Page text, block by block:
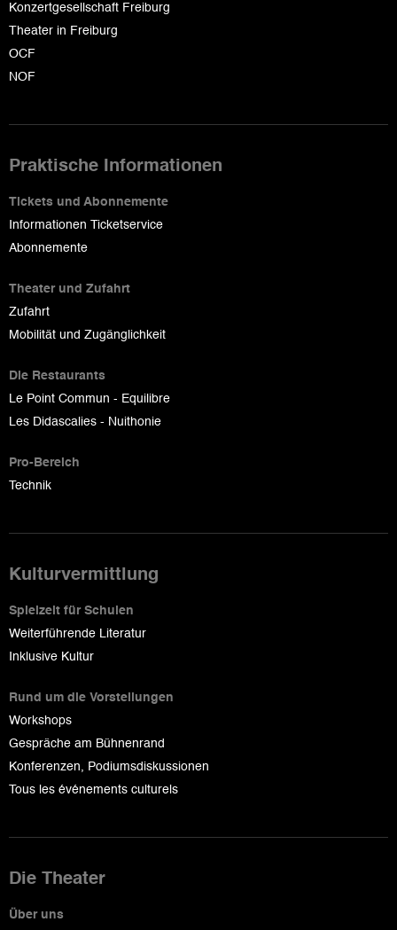
Konzertgesellschaft Freiburg
Theater in Freiburg
OCF
NOF
Praktische Informationen
Tickets und Abonnemente
Informationen Ticketservice
Abonnemente
Theater und Zufahrt
Zufahrt
Mobilität und Zugänglichkeit
Die Restaurants
Le Point Commun - Equilibre
Les Didascalies - Nuithonie
Pro-Bereich
Technik
Kulturvermittlung
Spielzeit für Schulen
Weiterführende Literatur
Inklusive Kultur
Rund um die Vorstellungen
Workshops
Gespräche am Bühnenrand
Konferenzen, Podiumsdiskussionen
Tous les événements culturels
Die Theater
Über uns